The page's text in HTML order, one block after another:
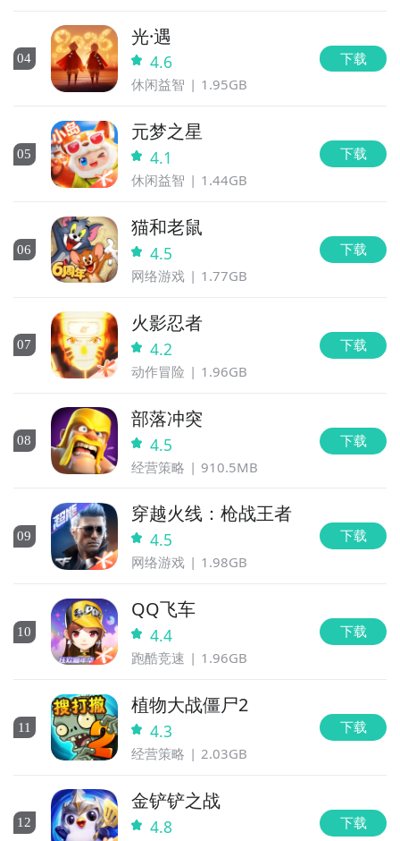
04
光·遇
4.6
休闲益智 1.95GB
下载
05
元梦之星
4.1
休闲益智 1.44GB
下载
06
猫和老鼠
4.5
网络游戏 1.77GB
下载
07
火影忍者
4.2
动作冒险 1.96GB
下载
08
部落冲突
4.5
经营策略 910.5MB
下载
09
穿越火线：枪战王者
4.5
网络游戏 1.98GB
下载
10
QQ飞车
4.4
跑酷竞速 1.96GB
下载
11
植物大战僵尸2
4.3
经营策略 2.03GB
下载
12
金铲铲之战
4.8 下载